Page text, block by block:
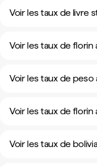
Voir les taux de livre
Voir les taux de florin
Voir les taux de
Voir les taux de
Voir les taux de